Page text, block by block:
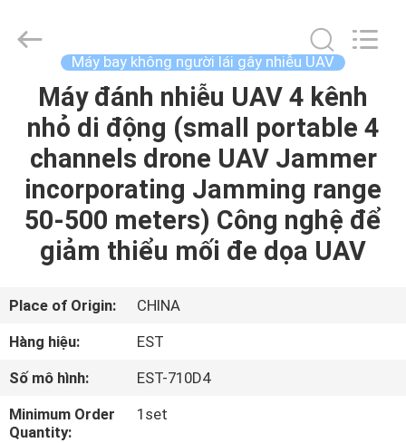
TRANG
CHỦ
CÁC
SẢN
PHẨM
VIDEO
VỀ
CHÚNG
TÔI
ELECTRONICS(HK)
Reserved.
Máy bay không người lái gây nhiễu UAV
Máy đánh nhiễu UAV 4 kênh
nhỏ di động (small portable 4
channels drone UAV Jammer
incorporating Jamming range
50-500 meters) Công nghệ để
giảm thiểu mối đe dọa UAV
Place of Origin:
CHINA
Hàng hiệu:
EST
Số mô hình:
EST-710D4
Minimum Order
Quantity:
1set